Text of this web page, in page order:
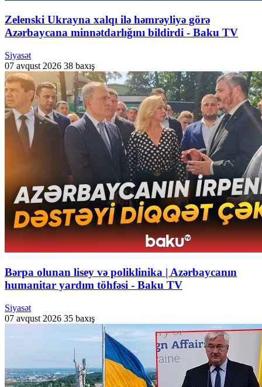
Zelenski Ukrayna xalqı ilə həmrəyliyə görə
Azərbaycana minnətdarlığını bildirdi - Baku TV
Siyasət
07 avqust 2026 38 baxış
Bərpa olunan lisey və poliklinika | Azərbaycanın
humanitar yardım töhfəsi - Baku TV
Siyasət
07 avqust 2026 35 baxış